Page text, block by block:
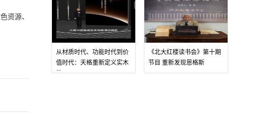
资源、
从材质时代、功能时代到价
值时代：天格重新定义实木
《北大红楼读书会》第十期
节目 重新发现恩格斯